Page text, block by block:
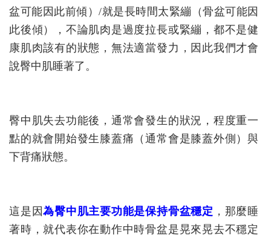
盆可能因此前傾）/就是長時間太緊繃（骨盆可能因
此後傾），不論肌肉是過度拉長或緊繃，都不是健
康肌肉該有的狀態，無法適當發力，因此我們才會
說臀中肌睡著了。
臀中肌失去功能後，通常會發生的狀況，程度重一
點的就會開始發生膝蓋痛（通常會是膝蓋外側）與
下背痛狀態。
這是因為臀中肌主要功能是保持骨盆穩定 ，那麼睡
著時，就代表你在動作中時骨盆是晃來晃去不穩定